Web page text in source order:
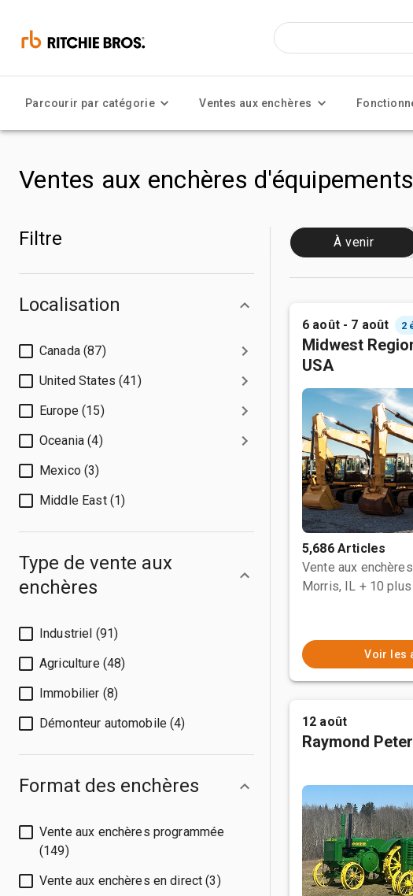
Parcourir par catégorie Ventes aux enchères
Ventes aux enchères
Filtre
Localisation
Canada (87)
United States (41)
Europe (15)
Oceania (4)
Mexico (3)
Middle East (1)
Type de vente aux
enchères
Industriel (91)
Agriculture (48)
Immobilier (8)
Démonteur automobile (4)
Format des enchères
Vente aux enchères programmée
(149)
Vente aux enchères en direct (3)
À venir
6 août - 7 août 2
Midwest
USA
5,686 Articles
Vente aux
Morris, IL + 10 plus
Voir les
12 août
Raymond